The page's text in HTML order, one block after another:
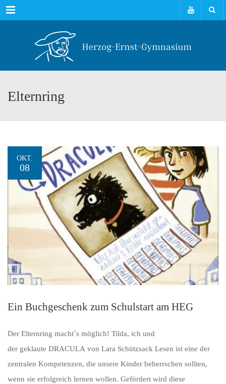
Menu
Elternring
OKT.
08
Ein Buchgeschenk zum Schulstart am HEG
Der Elternring macht´s möglich! Tilda, ich und
der geklaute DRACULA von Lara Schützsack Lesen ist eine der
zentralen Kompetenzen, die unsere Kinder beherrschen sollten,
wenn sie erfolgreich lernen wollen. Gefördert wird diese